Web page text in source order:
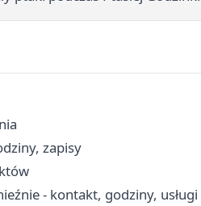
zapisy
- kontakt, godziny, usługi